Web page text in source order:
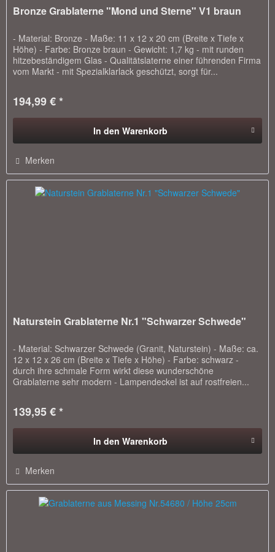
Bronze Grablaterne "Mond und Sterne" V1 braun
- Material: Bronze - Maße: 11 x 12 x 20 cm (Breite x Tiefe x
Höhe) - Farbe: Bronze braun - Gewicht: 1,7 kg - mit runden
hitzebeständigem Glas - Qualitätslaterne einer führenden Firma
vom Markt - mit Spezialklarlack geschützt, sorgt für...
194,99 € *
In den Warenkorb
Merken
Naturstein Grablaterne Nr.1 "Schwarzer Schwede"
- Material: Schwarzer Schwede (Granit, Naturstein) - Maße: ca.
12 x 12 x 26 cm (Breite x Tiefe x Höhe) - Farbe: schwarz -
durch ihre schmale Form wirkt diese wunderschöne
Grablaterne sehr modern - Lampendeckel ist auf rostfreien...
139,95 € *
In den Warenkorb
Merken